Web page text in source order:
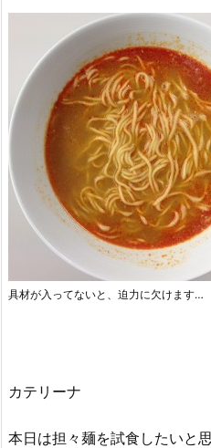
具材が入ってないと、迫力に欠けます…
カテリーナ
本日は担々麺を試食したいと